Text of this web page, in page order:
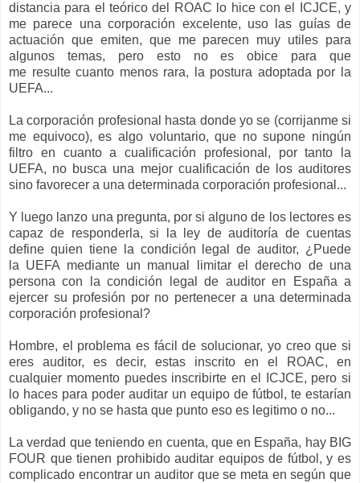
distancia para el teórico del ROAC lo hice con el ICJCE, y
me parece una corporación excelente, uso las guías de
actuación que emiten, que me parecen muy utiles para
algunos temas, pero esto no es obice para que
me resulte cuanto menos rara, la postura adoptada por la
UEFA...
La corporación profesional hasta donde yo se (corrijanme si
me equivoco), es algo voluntario, que no supone ningún
filtro en cuanto a cualificación profesional, por tanto la
UEFA, no busca una mejor cualificación de los auditores
sino favorecer a una determinada corporación profesional...
Y luego lanzo una pregunta, por si alguno de los lectores es
capaz de responderla, si la ley de auditoría de cuentas
define quien tiene la condición legal de auditor, ¿Puede
la UEFA mediante un manual limitar el derecho de una
persona con la condición legal de auditor en España a
ejercer su profesión por no pertenecer a una determinada
corporación profesional?
Hombre, el problema es fácil de solucionar, yo creo que si
eres auditor, es decir, estas inscrito en el ROAC, en
cualquier momento puedes inscribirte en el ICJCE, pero si
lo haces para poder auditar un equipo de fútbol, te estarían
obligando, y no se hasta que punto eso es legitimo o no...
La verdad que teniendo en cuenta, que en España, hay BIG
FOUR que tienen prohibido auditar equipos de fútbol, y es
complicado encontrar un auditor que se meta en según que